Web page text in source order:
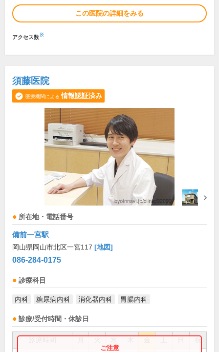
この医院の詳細をみる
アクセス数※
須藤医院
医療機関による 情報認証済み
所在地・電話番号
備前一宮駅
岡山県岡山市北区一宮117 [地図]
086-284-0175
診療科目
内科 糖尿病内科 消化器内科 胃腸内科
診療/受付時間・休診日
祝